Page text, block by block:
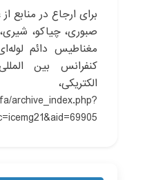
برای ارجاع در منابع
مغناطیس دائم
کنفرانس بین
الکتریکی،
archive_index.php?